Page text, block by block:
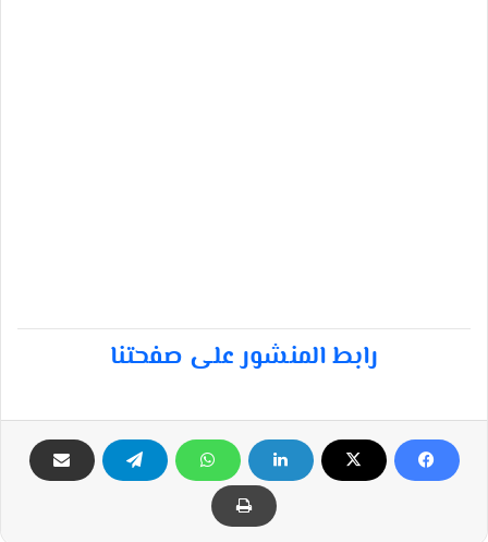
رابط المنشور على صفحتنا